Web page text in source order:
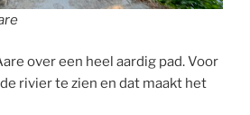
over een heel aardig pad. Voor
rivier te zien en dat maakt het